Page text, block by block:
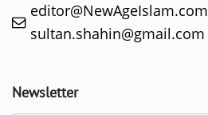
editor@NewAgeIslam.com
sultan.shahin@gmail.com
Newsletter